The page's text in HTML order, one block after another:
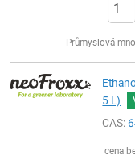
Průmyslová
5 L)
CAS:
cena